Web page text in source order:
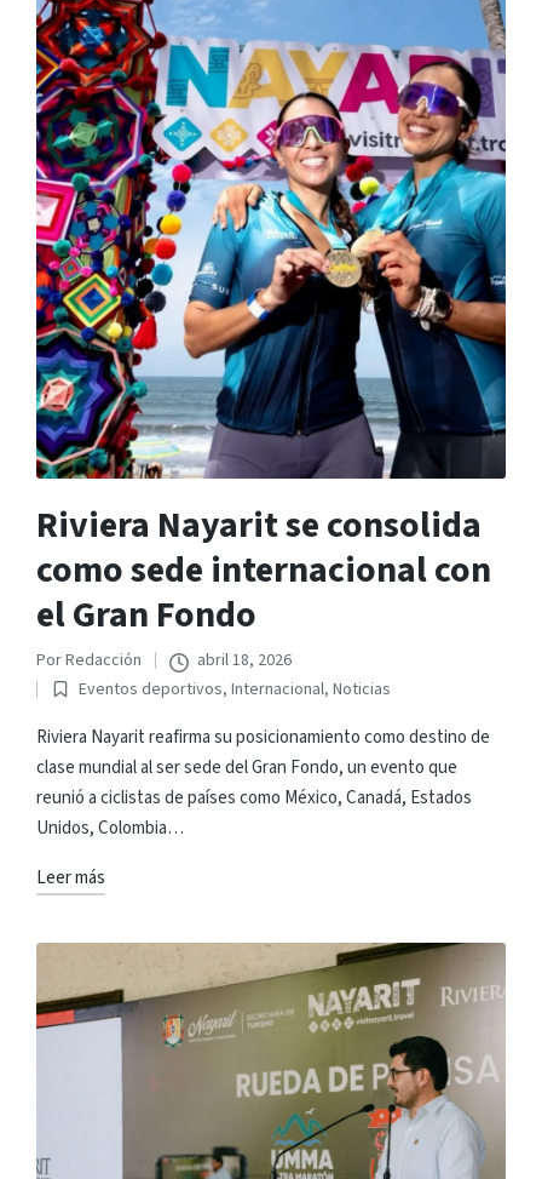
Riviera Nayarit se consolida
como sede internacional con
el Gran Fondo
Publicado
por
PorRedacción
abril 18, 2026
Publicado
en
Eventos deportivos, Internacional, Noticias
Riviera Nayarit reafirma su posicionamiento como destino de
clase mundial al ser sede del Gran Fondo, un evento que
reunió a ciclistas de países como México, Canadá, Estados
Unidos, Colombia…
Leer más